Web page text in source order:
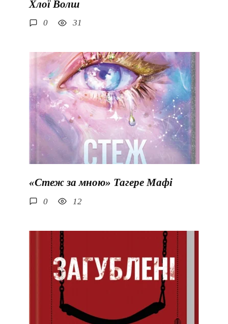
Хлої Волш
0 31
«Стеж за мною» Тагере Мафі
0 12